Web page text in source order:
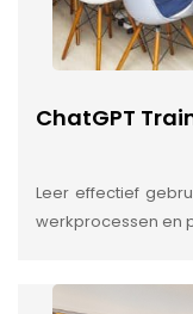
ChatGPT
Leer effectief
werkprocessen en